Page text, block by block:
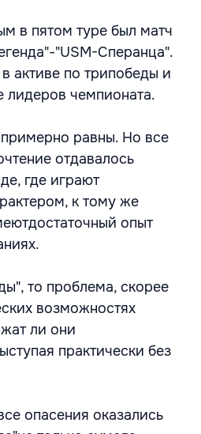
в пятом туре был матч
"USM-Сперанца".
активе по трипобеды и
лидеров чемпионата.
равны. Но все
отдавалось
где играют
к тому же
опыт
то проблема, скорее
возможностях
ли они
практически без
опасения оказались